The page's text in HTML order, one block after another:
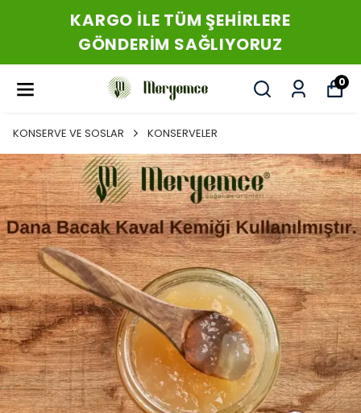
KARGO İLE TÜM ŞEHİRLERE
GÖNDERİM SAĞLIYORUZ
0
KONSERVE VE SOSLAR KONSERVELER